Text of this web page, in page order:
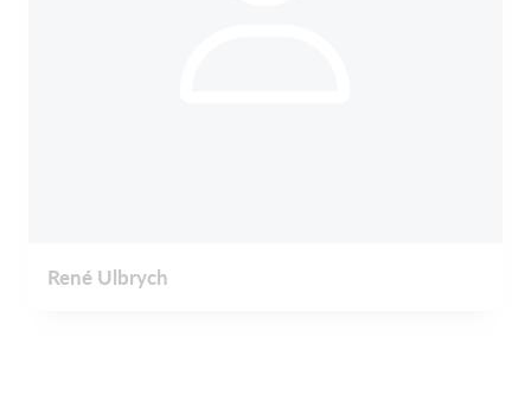
René Ulbrych